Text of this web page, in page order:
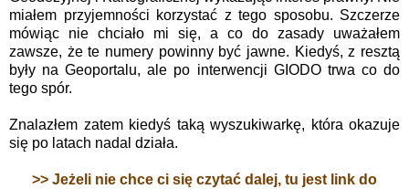
miałem przyjemności korzystać z tego sposobu. Szczerze
mówiąc nie chciało mi się, a co do zasady uważałem
zawsze, że te numery powinny być jawne. Kiedyś, z resztą
były na Geoportalu, ale po interwencji GIODO trwa co do
tego spór.
Znalazłem zatem kiedyś taką wyszukiwarkę, która okazuje
się po latach nadal działa.
>> Jeżeli nie chce ci się czytać dalej, tu jest link do